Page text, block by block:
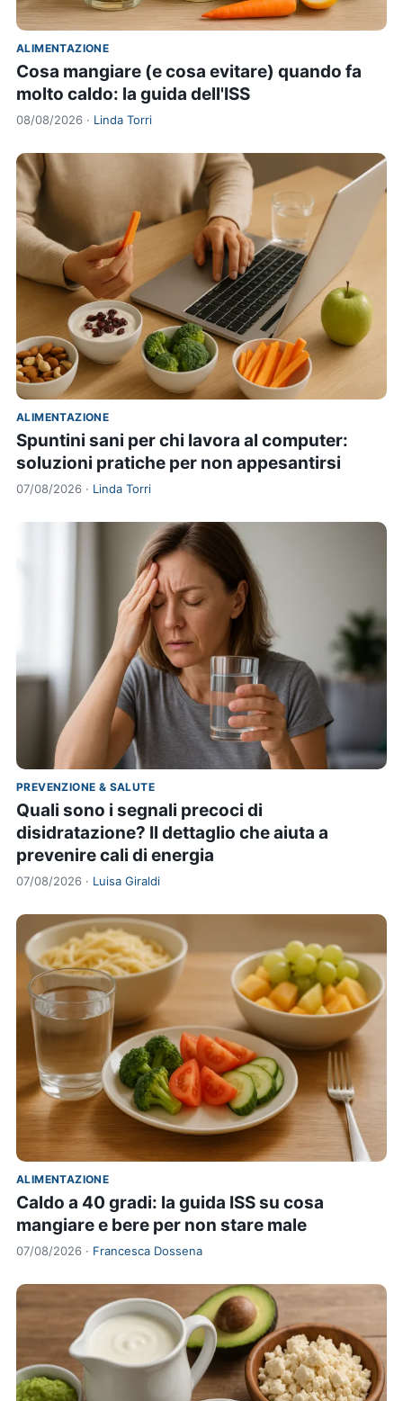
ALIMENTAZIONE
Cosa mangiare (e cosa evitare) quando fa
molto caldo: la guida dell'ISS
08/08/2026 · Linda Torri
ALIMENTAZIONE
Spuntini sani per chi lavora al computer:
soluzioni pratiche per non appesantirsi
07/08/2026 · Linda Torri
PREVENZIONE & SALUTE
Quali sono i segnali precoci di
disidratazione? Il dettaglio che aiuta a
prevenire cali di energia
07/08/2026 · Luisa Giraldi
ALIMENTAZIONE
Caldo a 40 gradi: la guida ISS su cosa
mangiare e bere per non stare male
07/08/2026 · Francesca Dossena